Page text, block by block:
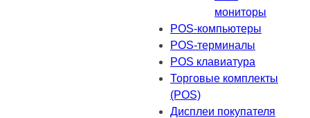
мониторы
POS-компьютеры
POS-терминалы
POS клавиатура
Торговые комплекты
(POS)
Дисплеи покупателя